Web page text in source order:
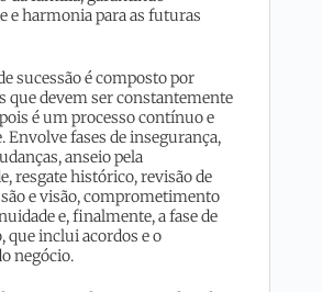
e harmonia para as futuras
sucessão é composto por
que devem ser constantemente
é um processo contínuo e
Envolve fases de insegurança,
anseio pela
resgate histórico, revisão de
e visão, comprometimento
e, finalmente, a fase de
que inclui acordos e o
negócio.